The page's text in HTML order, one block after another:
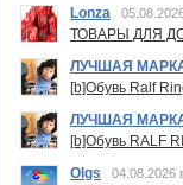
Lonza
ТОВАРЫ ДЛЯ
ЛУЧШАЯ
[b]Обувь Ralf
ЛУЧШАЯ
[b]Обувь RALF
Olgs
04.08.2026